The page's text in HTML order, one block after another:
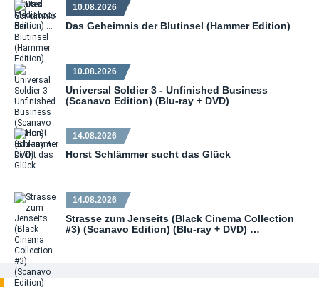
10.08.2026
Das Geheimnis der Blutinsel (Hammer Edition)
10.08.2026
Universal Soldier 3 - Unfinished Business
(Scanavo Edition) (Blu-ray + DVD)
14.08.2026
Horst Schlämmer sucht das Glück
14.08.2026
Strasse zum Jenseits (Black Cinema Collection
#3) (Scanavo Edition) (Blu-ray + DVD) …